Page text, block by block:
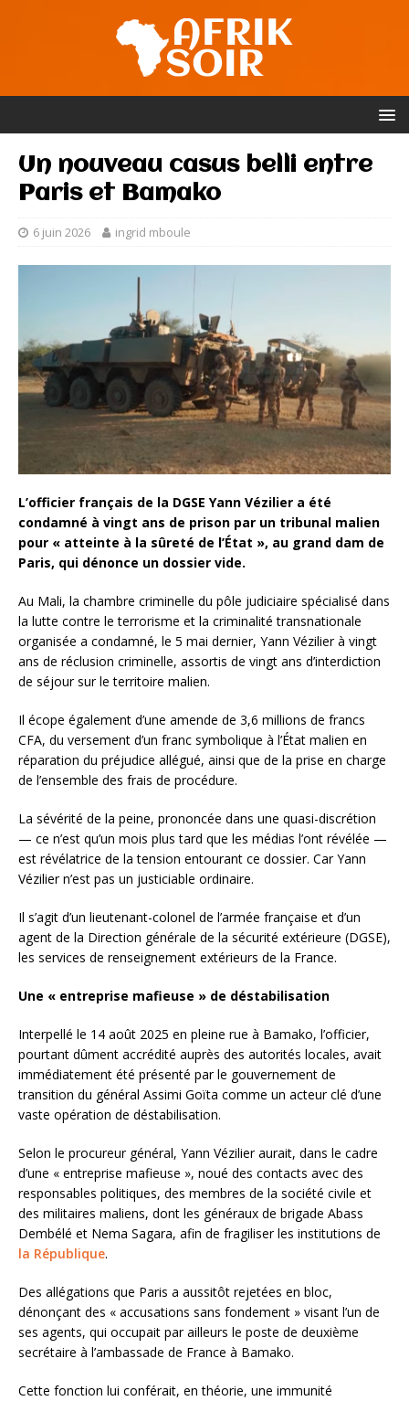
Un nouveau casus belli entre
Paris et Bamako
6 juin 2026 ingrid mboule
L’officier français de la DGSE Yann Vézilier a été
condamné à vingt ans de prison par un tribunal malien
pour « atteinte à la sûreté de l’État », au grand dam de
Paris, qui dénonce un dossier vide.
Au Mali, la chambre criminelle du pôle judiciaire spécialisé dans
la lutte contre le terrorisme et la criminalité transnationale
organisée a condamné, le 5 mai dernier, Yann Vézilier à vingt
ans de réclusion criminelle, assortis de vingt ans d’interdiction
de séjour sur le territoire malien.
Il écope également d’une amende de 3,6 millions de francs
CFA, du versement d’un franc symbolique à l’État malien en
réparation du préjudice allégué, ainsi que de la prise en charge
de l’ensemble des frais de procédure.
La sévérité de la peine, prononcée dans une quasi-discrétion
— ce n’est qu’un mois plus tard que les médias l’ont révélée —
est révélatrice de la tension entourant ce dossier. Car Yann
Vézilier n’est pas un justiciable ordinaire.
Il s’agit d’un lieutenant-colonel de l’armée française et d’un
agent de la Direction générale de la sécurité extérieure (DGSE),
les services de renseignement extérieurs de la France.
Une « entreprise mafieuse » de déstabilisation
Interpellé le 14 août 2025 en pleine rue à Bamako, l’officier,
pourtant dûment accrédité auprès des autorités locales, avait
immédiatement été présenté par le gouvernement de
transition du général Assimi Goïta comme un acteur clé d’une
vaste opération de déstabilisation.
Selon le procureur général, Yann Vézilier aurait, dans le cadre
d’une « entreprise mafieuse », noué des contacts avec des
responsables politiques, des membres de la société civile et
des militaires maliens, dont les généraux de brigade Abass
Dembélé et Nema Sagara, afin de fragiliser les institutions de
la République.
Des allégations que Paris a aussitôt rejetées en bloc,
dénonçant des « accusations sans fondement » visant l’un de
ses agents, qui occupait par ailleurs le poste de deuxième
secrétaire à l’ambassade de France à Bamako.
Cette fonction lui conférait, en théorie, une immunité